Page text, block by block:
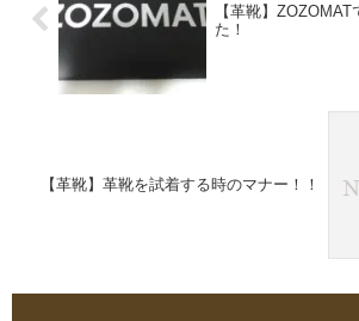
【革靴】
た！
【革靴】革靴を試着する時のマナー！！